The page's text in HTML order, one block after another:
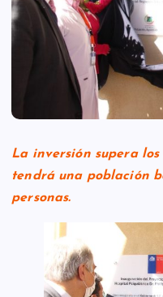
La inversión supera los
tendrá una población
personas.